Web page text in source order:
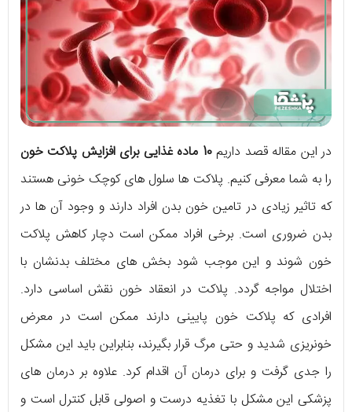
در این مقاله قصد داریم10 ماده غذایی برای افزایش پلاکت خون
را به شما معرفی کنیم. پلاکت ها سلول های کوچک خونی هستند
که تاثیر زیادی در تامین خون بدن افراد دارند و وجود آن ها در
بدن ضروری است. برخی افراد ممکن است دچار کاهش پلاکت
خون شوند و این موجب شود بخش های مختلف بدنشان با
اختلال مواجه گردد. پلاکت در انعقاد خون نقش اساسی دارد.
افرادی که پلاکت خون پایینی دارند ممکن است در معرض
خونریزی شدید و حتی مرگ قرار بگیرند، بنابراین باید این مشکل
را جدی گرفت و برای درمان آن اقدام کرد. علاوه بر درمان های
پزشکی این مشکل با تغذیه درست و اصولی قابل کنترل است و